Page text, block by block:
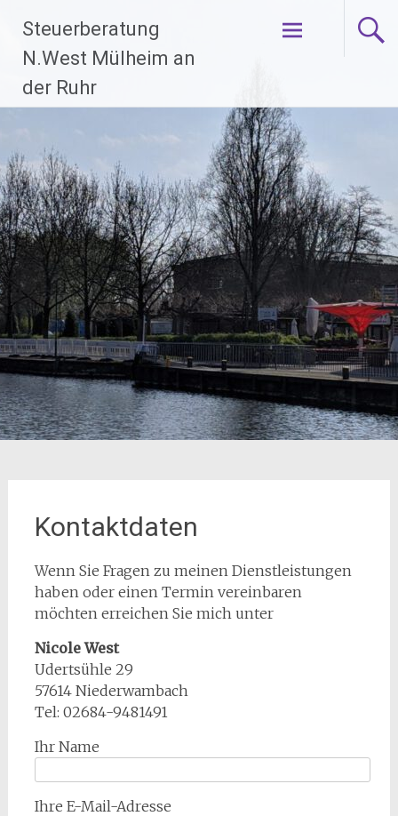
Inhalt
springen
Steuerberatung
N.West Mülheim an
der Ruhr
Kontaktdaten
Wenn Sie Fragen zu meinen Dienstleistungen
haben oder einen Termin vereinbaren
möchten erreichen Sie mich unter
Nicole West
Udertsühle 29
57614 Niederwambach
Tel: 02684-9481491
Ihr Name
Ihre E-Mail-Adresse